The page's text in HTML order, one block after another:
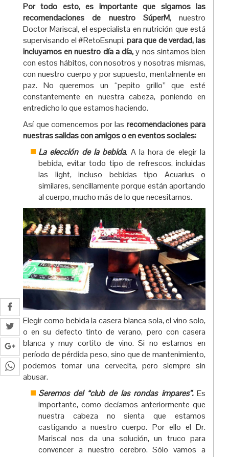
Por todo esto, es importante que sigamos las
recomendaciones de nuestro SúperM, nuestro
Doctor Mariscal, el especialista en nutrición que está
supervisando el #RetoEsnupi, para que de verdad, las
incluyamos en nuestro día a día,y nos sintamos bien
con estos hábitos, con nosotros y nosotras mismas,
con nuestro cuerpo y por supuesto, mentalmente en
paz. No queremos un “pepito grillo” que esté
constantemente en nuestra cabeza, poniendo en
entredicho lo que estamos haciendo.
Así que comencemos por las recomendaciones para
nuestras salidas con amigos o en eventos sociales:
La elección de la bebida. A la hora de elegir la
bebida, evitar todo tipo de refrescos, incluidas
las light, incluso bebidas tipo Acuarius o
similares, sencillamente porque están aportando
al cuerpo, mucho más de lo que necesitamos.
Elegir como bebida la casera blanca sola, el vino solo,
o en su defecto tinto de verano, pero con casera
blanca y muy cortito de vino. Si no estamos en
período de pérdida peso, sino que de mantenimiento,
podemos tomar una cervecita, pero siempre sin
abusar.
Seremos del “club de las rondas impares”.Es
importante, como decíamos anteriormente que
nuestra cabeza no sienta que estamos
castigando a nuestro cuerpo. Por ello el Dr.
Mariscal nos da una solución, un truco para
convencer a nuestro cerebro. Sólo vamos a